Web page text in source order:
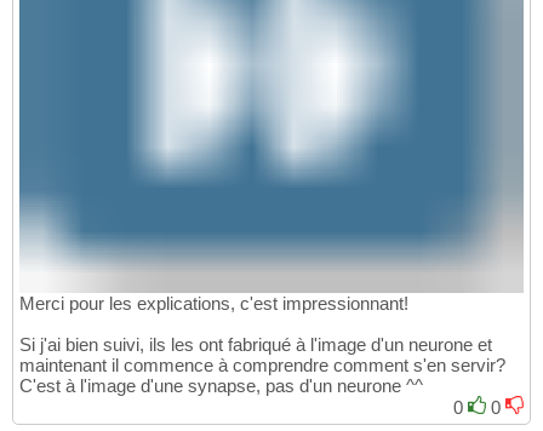
Merci pour les explications, c'est impressionnant!
Si j'ai bien suivi, ils les ont fabriqué à l'image d'un neurone et
maintenant il commence à comprendre comment s'en servir?
C'est à l'image d'une synapse, pas d'un neurone ^^
0
0